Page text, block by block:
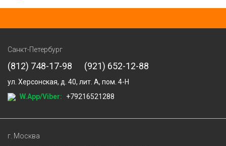
Санкт-Петербург
(812) 748-17-98 (921) 652-12-88
ул. Херсонская, д. 40, лит. А, пом. 4-Н
W.App/Viber:
+79216521288
г. Москва